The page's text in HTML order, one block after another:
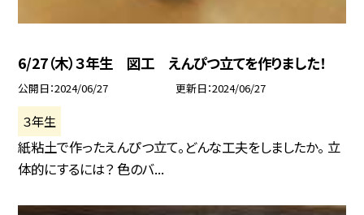
6/27（木）３年生 図工 えんぴつ立てを作りました！
公開日 2024/06/27 更新日 2024/06/27
３年生
紙粘土で作ったえんぴつ立て。どんな工夫をしましたか。 立
体的にするには？ 色のバ...